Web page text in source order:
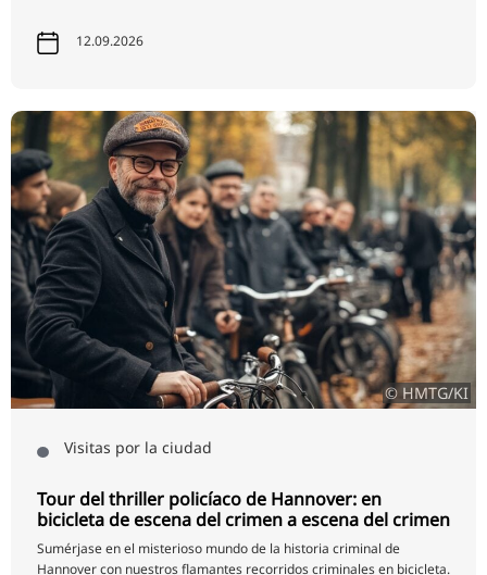
12.09.2026
© HMTG/KI
Visitas por la ciudad
Tour del thriller policíaco de Hannover: en
bicicleta de escena del crimen a escena del crimen
Sumérjase en el misterioso mundo de la historia criminal de
Hannover con nuestros flamantes recorridos criminales en bicicleta.